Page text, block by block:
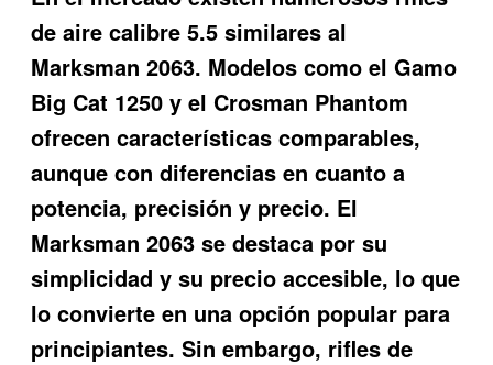
de aire calibre 5.5 similares al
Marksman 2063. Modelos como el Gamo
Big Cat 1250 y el Crosman Phantom
ofrecen características comparables,
aunque con diferencias en cuanto a
potencia, precisión y precio. El
Marksman 2063 se destaca por su
simplicidad y su precio accesible, lo que
lo convierte en una opción popular para
principiantes. Sin embargo, rifles de